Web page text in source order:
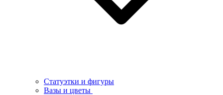
Статуэтки и фигуры
Вазы и цветы